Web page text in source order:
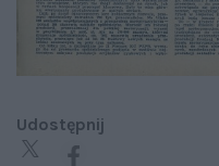
Udostępnij